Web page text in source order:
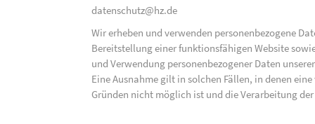
datenschutz@hz.de
Wir erheben und verwenden personenbezogene
Bereitstellung einer funktionsfähigen Website
und Verwendung personenbezogener Daten
Eine Ausnahme gilt in solchen Fällen, in denen
Gründen nicht möglich ist und die Verarbeitung